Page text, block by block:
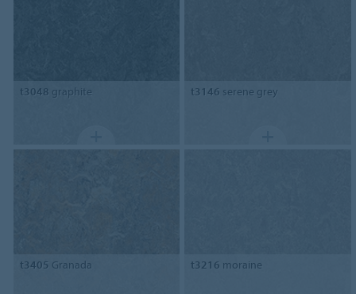
t3048 graphite t3146 serene grey
t3405 Granada t3216 moraine